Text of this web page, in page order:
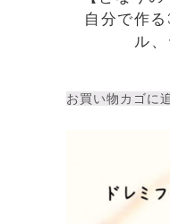
自分で作
ル
お買い物カゴに